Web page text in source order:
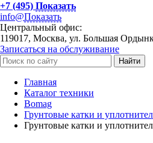
+7 (495) Показать
info@Показать
Центральный офис:
119017, Москва, ул. Большая
Записаться на обслуживание
Найти
Главная
Каталог техники
Bomag
Грунтовые катки и
Грунтовые катки и